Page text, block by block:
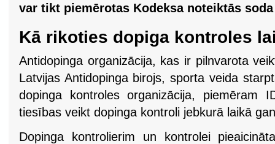
var tikt piemērotas Kodeksa noteiktās
Kā rikoties dopiga kontroles
Antidopinga organizācija, kas ir pilnvarota
Latvijas Antidopinga birojs, sporta veida
dopinga kontroles organizācija, piemēram
tiesības veikt dopinga kontroli jebkurā laikā
Dopinga kontrolierim un kontrolei